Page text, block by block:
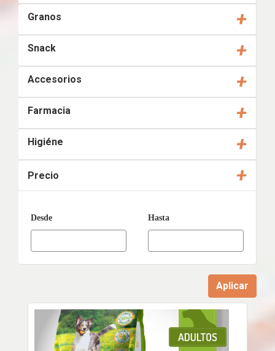
Granos +
Snack +
Accesorios +
Farmacia +
Higiéne +
Precio +
Desde Hasta
Aplicar